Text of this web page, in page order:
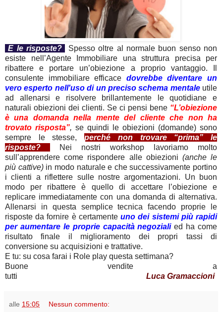
E le risposte?
Spesso oltre al normale buon senso non
esiste nell’Agente Immobiliare una struttura precisa per
ribattere e portare un’obiezione a proprio vantaggio. Il
consulente immobiliare efficace dovrebbe diventare un
vero esperto nell'uso di un preciso schema mentaleutile
ad allenarsi e risolvere brillantemente le quotidiane e
naturali obiezioni dei clienti. Se ci pensi bene “L’obiezione
è una domanda nella mente del cliente che non ha
trovato risposta”, se quindi le obiezioni (domande) sono
sempre le stesse,
perché non trovare “prima” le
risposte?
Nei nostri workshop lavoriamo molto
sull’apprendere come rispondere alle obiezioni (anche le
più cattive)in modo naturale e che successivamente portino
i clienti a riflettere sulle nostre argomentazioni. Un buon
modo per ribattere è quello di accettare l’obiezione e
replicare immediatamente con una domanda di alternativa.
Allenarsi in questa semplice tecnica facendo proprie le
risposte da fornire è certamenteuno dei sistemi più rapidi
per aumentare le proprie capacità negozialied ha come
risultato finale il miglioramento dei propri tassi di
conversione su acquisizioni e trattative.
E tu: su cosa farai i Role play questa settimana?
Buone vendite a
tutti
Luca Gramaccioni
alle 15:05 Nessun commento: